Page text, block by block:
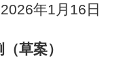
16日
草案）